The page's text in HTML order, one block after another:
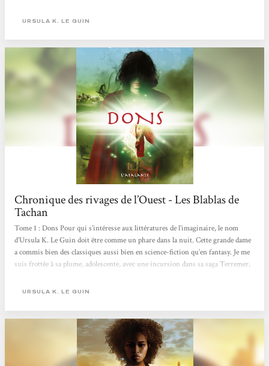
URSULA K. LE GUIN
Chronique des rivages de l’Ouest - Les Blablas de
Tachan
Tome 1 : Dons Pour qui s’intéresse aux littératures de l’imaginaire, le nom
d’Ursula K. Le Guin doit être comme un phare dans la nuit. Cette grande dame
a commis bien des classiques aussi bien en science-fiction qu’en fantasy. Je me
suis frottée à sa plume, adolescente, avec une incursion dans sa saga Terremer,
Hain » avec La main gauche de la nuit. Mais à chaque fois quelque chose m’a
Chronique des rivages de l’Ouest,...
URSULA K. LE GUIN